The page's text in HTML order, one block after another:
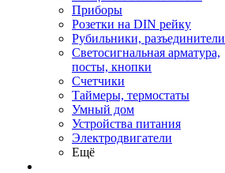
Приборы
Розетки на DIN рейку
Рубильники, разъединители
Светосигнальная арматура,
посты, кнопки
Счетчики
Таймеры, термостаты
Умный дом
Устройства питания
Электродвигатели
Ещё